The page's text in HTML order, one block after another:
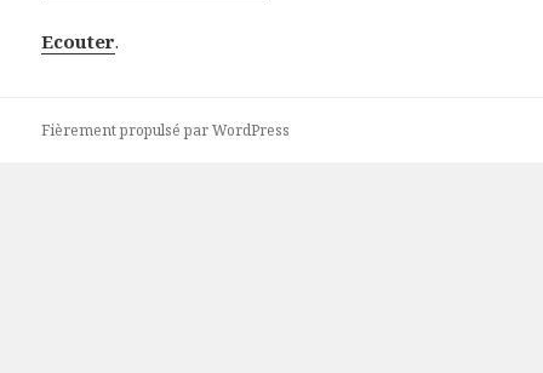
Ecouter.
Fièrement propulsé par WordPress